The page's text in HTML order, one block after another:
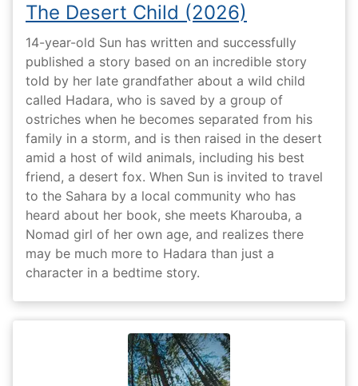
The Desert Child (2026)
14-year-old Sun has written and successfully
published a story based on an incredible story
told by her late grandfather about a wild child
called Hadara, who is saved by a group of
ostriches when he becomes separated from his
family in a storm, and is then raised in the desert
amid a host of wild animals, including his best
friend, a desert fox. When Sun is invited to travel
to the Sahara by a local community who has
heard about her book, she meets Kharouba, a
Nomad girl of her own age, and realizes there
may be much more to Hadara than just a
character in a bedtime story.